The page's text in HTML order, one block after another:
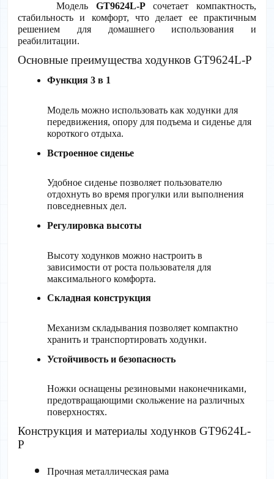
Модель GT9624L-P сочетает компактность,
стабильность и комфорт, что делает ее практичным
решением для домашнего использования и
реабилитации.
Основные преимущества ходунков GT9624L-P
Функция 3 в 1
Модель можно использовать как ходунки для
передвижения, опору для подъема и сиденье для
короткого отдыха.
Встроенное сиденье
Удобное сиденье позволяет пользователю
отдохнуть во время прогулки или выполнения
повседневных дел.
Регулировка высоты
Высоту ходунков можно настроить в
зависимости от роста пользователя для
максимального комфорта.
Складная конструкция
Механизм складывания позволяет компактно
хранить и транспортировать ходунки.
Устойчивость и безопасность
Ножки оснащены резиновыми наконечниками,
предотвращающими скольжение на различных
поверхностях.
Конструкция и материалы ходунков GT9624L-
P
Прочная металлическая рама